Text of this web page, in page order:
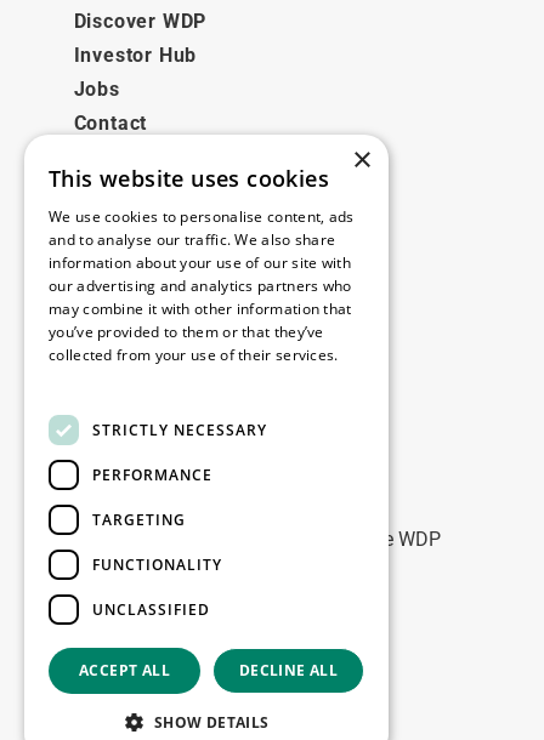
Discover WDP
Investor Hub
Jobs
Contact
Juridisch
Disclaimer
Privacy policy
Cookie policy
Contact
Blijf op de hoogte
Blijf up-to-date: meld u aan voor onze WDP
Marketing nieuwsbrieven
Copyright © 2026
×
This website uses cookies
We use cookies to personalise content, ads
and to analyse our traffic. We also share
information about your use of our site with
our advertising and analytics partners who
may combine it with other information that
you’ve provided to them or that they’ve
collected from your use of their services.
STRICTLY NECESSARY
PERFORMANCE
TARGETING
FUNCTIONALITY
UNCLASSIFIED
ACCEPT ALL DECLINE ALL
SHOW DETAILS